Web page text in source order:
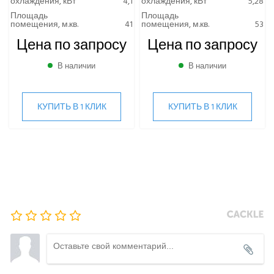
Dantex
ECOSTAR
Electrolux
EXPERTAIR by ZILON
Ecoclima
FUNAI
HITACHI
IGC
Kentatsu
Kitano
Площадь
помещения, м.кв. 41
Цена по запросу
В наличии
КУПИТЬ В 1 КЛИК
Площадь
помещения, м.кв. 53
Цена по запросу
В наличии
КУПИТЬ В 1 КЛИК